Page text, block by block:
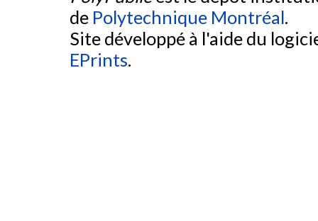
de Polytechnique Montréal.
Site développé à l'aide du
EPrints.